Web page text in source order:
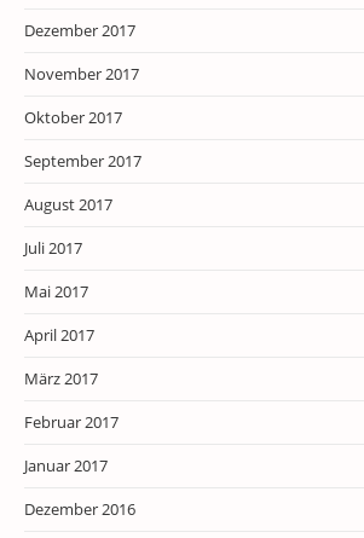
Dezember 2017
November 2017
Oktober 2017
September 2017
August 2017
Juli 2017
Mai 2017
April 2017
März 2017
Februar 2017
Januar 2017
Dezember 2016